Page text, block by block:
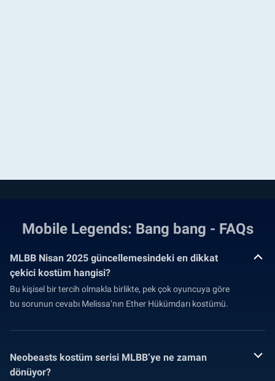
Mobile Legends: Bang bang - FAQs
MLBB Nisan 2025 güncellemesindeki en dikkat
çekici kostüm hangisi?
Bu kişisel bir tercih olmakla birlikte, pek çok oyuncuya göre
bu sorunun cevabı Melissa’nın Ether Hükümdarı kostümü.
Neobeasts kostüm serisi MLBB’ye ne zaman
dönüyor?